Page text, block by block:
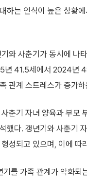
하는 인식이 높은 상황
와 사춘기가 동시에 나
년 41.5세에서 2024년
관계 스트레스가 증가
춘기 자녀 양육과 부모
했다. 갱년기와 사춘기
성되고 있으며, 이에
기를 가족 관계가 악화